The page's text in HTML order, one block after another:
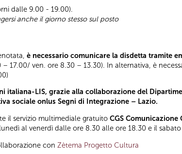
dalle 9.00 - 19.00).
anche il giorno stesso sul posto
è necessario comunicare la disdetta tramite
17.00/ ven. ore 8.30 – 13.30). In alternativa, è
italiana-LIS, grazie alla collaborazione del
sociale onlus Segni di Integrazione – Lazio.
il servizio multimediale gratuito CGS Comunicazione
al venerdì dalle ore 8.30 alle ore 18.30 e il
con Zètema Progetto Cultura